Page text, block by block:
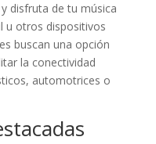
disfruta de tu música
u otros dispositivos
buscan una opción
la conectividad
automotrices o